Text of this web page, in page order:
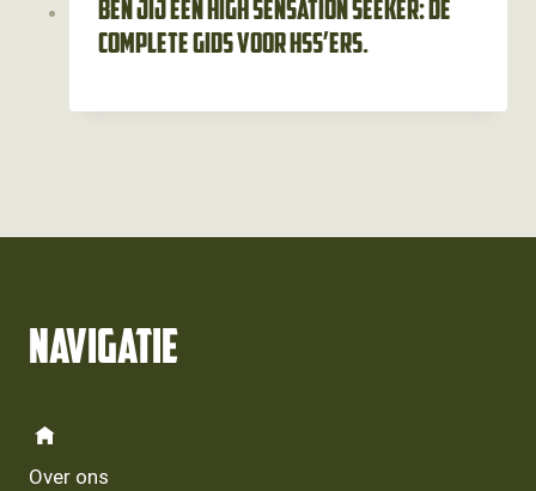
Ben jij een high sensation seeker: de
complete gids voor HSS’ers.
Navigatie
Over ons